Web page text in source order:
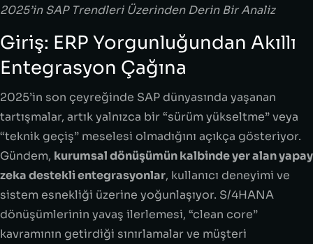
2025’in SAP Trendleri Üzerinden Derin Bir Analiz
Giriş: ERP Yorgunluğundan Akıllı
Entegrasyon Çağına
2025’in son çeyreğinde SAP dünyasında yaşanan
tartışmalar, artık yalnızca bir “sürüm yükseltme” veya
“teknik geçiş” meselesi olmadığını açıkça gösteriyor.
Gündem, kurumsal dönüşümün kalbinde yer alan yapay
zeka destekli entegrasyonlar, kullanıcı deneyimi ve
sistem esnekliği üzerine yoğunlaşıyor. S/4HANA
dönüşümlerinin yavaş ilerlemesi, “clean core”
kavramının getirdiği sınırlamalar ve müşteri